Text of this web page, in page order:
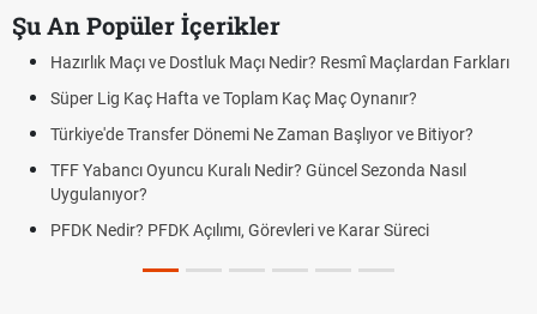
Şu An Popüler İçerikler
Hazırlık Maçı ve Dostluk Maçı Nedir? Resmî Maçlardan Farkları
Süper Lig Kaç Hafta ve Toplam Kaç Maç Oynanır?
Türkiye'de Transfer Dönemi Ne Zaman Başlıyor ve Bitiyor?
TFF Yabancı Oyuncu Kuralı Nedir? Güncel Sezonda Nasıl
Uygulanıyor?
PFDK Nedir? PFDK Açılımı, Görevleri ve Karar Süreci